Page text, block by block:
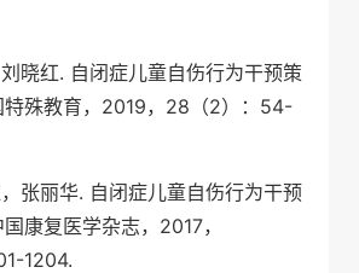
晓红. 自闭症儿童自伤行为干预策
殊教育，2019，28（2）：54-
张丽华. 自闭症儿童自伤行为干预
康复医学杂志，2017，
1204.